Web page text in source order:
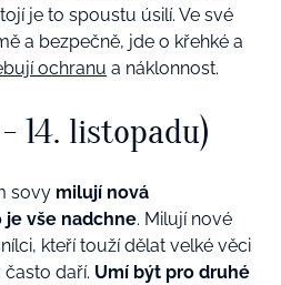
je to spoustu úsilí. Ve své
a bezpečně, jde o křehké a
ochranu a náklonnost.
14. listopadu)
sovy milují nová
je vše nadchne. Milují nové
kteří touží dělat velké věci
daří. Umí být pro druhé